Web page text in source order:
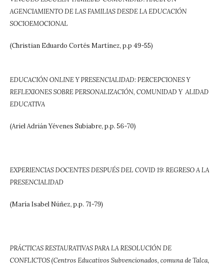
AGENCIAMIENTO DE LAS FAMILIAS DESDE LA EDUCACIÓN
SOCIOEMOCIONAL
(Christian Eduardo Cortés Martínez, p.p 49-55)
EDUCACIÓN ONLINE Y PRESENCIALIDAD: PERCEPCIONES Y
REFLEXIONES SOBRE PERSONALIZACIÓN, COMUNIDAD Y ALIDAD
EDUCATIVA
(Ariel Adrián Yévenes Subiabre, p.p. 56-70)
EXPERIENCIAS DOCENTES DESPUÉS DEL COVID 19: REGRESO A LA
PRESENCIALIDAD
(María Isabel Núñez, p.p. 71-79)
PRÁCTICAS RESTAURATIVAS PARA LA RESOLUCIÓN DE
CONFLICTOS (Centros Educativos Subvencionados, comuna de Talca,